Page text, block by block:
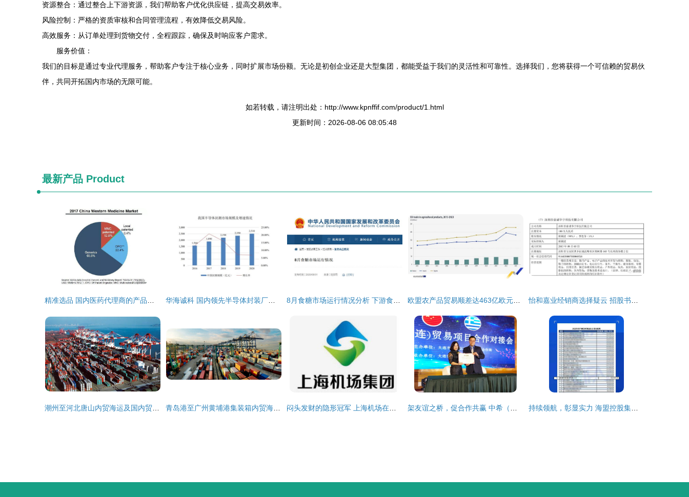
资源整合：通过整合上下游资源，我们帮助客户优化供应链，提高交易效率。
风险控制：严格的资质审核和合同管理流程，有效降低交易风险。
高效服务：从订单处理到货物交付，全程跟踪，确保及时响应客户需求。
服务价值：
我们的目标是通过专业代理服务，帮助客户专注于核心业务，同时扩展市场份额。无论是初创企业还是大型集团，都能受益于我们的灵活性和可靠性。选择我们，您将获得一个可信赖的贸易伙
伴，共同开拓国内市场的无限可能。
如若转载，请注明出处：http://www.kpnffif.com/product/1.html
更新时间：2026-08-06 08:05:48
最新产品 Product